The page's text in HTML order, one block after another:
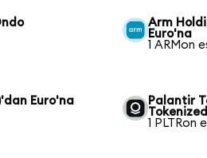
Arm
Euro'na
1 ARMon
Euro'na
Palantir
1 PLTRon